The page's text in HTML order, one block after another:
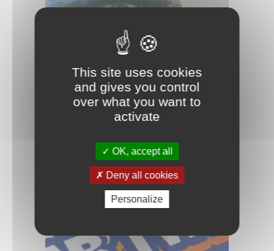
SUBLIFLOK
This site uses cookies
and gives you control
over what you want to
activate
OK, accept all
Deny all cookies
Personalize